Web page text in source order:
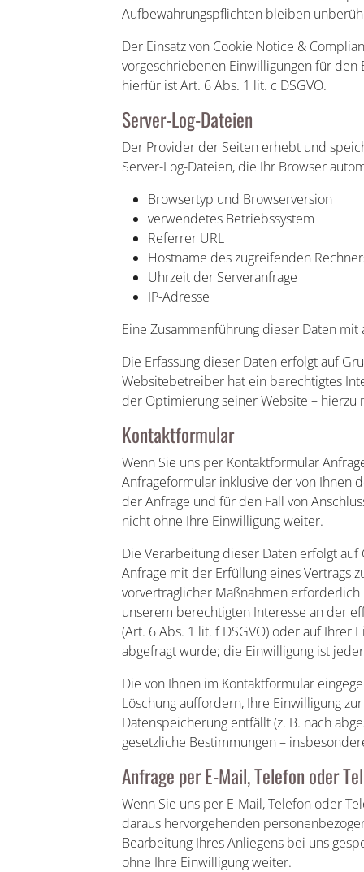
Aufbewahrungspflichten bleiben
Der Einsatz von Cookie Notice &
vorgeschriebenen Einwilligungen für den
hierfür ist Art. 6 Abs. 1 lit. c DSGVO.
Server-Log-Dateien
Der Provider der Seiten erhebt und
Server-Log-Dateien, die Ihr Browser
Browsertyp und Browserversion
verwendetes Betriebssystem
Referrer URL
Hostname des zugreifenden
Uhrzeit der Serveranfrage
IP-Adresse
Eine Zusammenführung dieser Daten
Die Erfassung dieser Daten erfolgt auf
Websitebetreiber hat ein berechtigtes
der Optimierung seiner Website – hierzu
Kontaktformular
Wenn Sie uns per Kontaktformular
Anfrageformular inklusive der von Ihnen
der Anfrage und für den Fall von
nicht ohne Ihre Einwilligung weiter.
Die Verarbeitung dieser Daten erfolgt
Anfrage mit der Erfüllung eines Vertrags
vorvertraglicher Maßnahmen
unserem berechtigten Interesse an der
(Art. 6 Abs. 1 lit. f DSGVO) oder auf Ihrer
abgefragt wurde; die Einwilligung ist
Die von Ihnen im Kontaktformular
Löschung auffordern, Ihre Einwilligung
Datenspeicherung entfällt (z. B. nach
gesetzliche Bestimmungen –
Anfrage per E-Mail, Telefon oder
Wenn Sie uns per E-Mail, Telefon oder
daraus hervorgehenden
Bearbeitung Ihres Anliegens bei uns
ohne Ihre Einwilligung weiter.